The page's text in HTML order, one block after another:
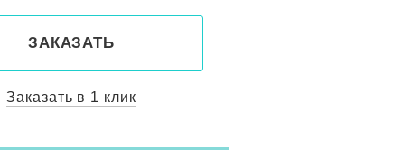
ЗАКАЗАТЬ
Заказать в 1 клик